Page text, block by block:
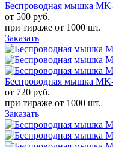
Беспроводная мышка
от 500 руб.
при тираже от 1000 шт.
Заказать
Беспроводная мышка
от 720 руб.
при тираже от 1000 шт.
Заказать